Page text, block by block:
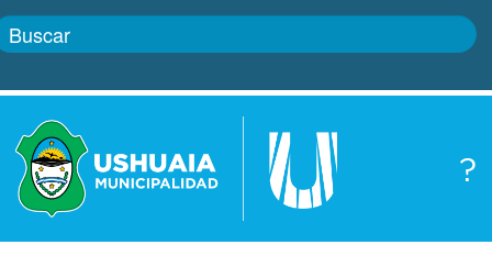
?
Boletín
Gobierno